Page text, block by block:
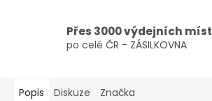
Přes 3000 výdejních míst
po celé ČR - ZÁSILKOVNA
Popis Diskuze Značka